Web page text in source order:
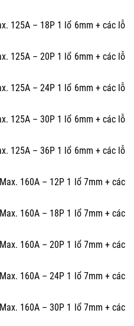
125A – 18P 1 lổ 6mm + các lỗ
125A – 20P 1 lổ 6mm + các lỗ
125A – 24P 1 lổ 6mm + các lỗ
125A – 30P 1 lổ 6mm + các lỗ
125A – 36P 1 lổ 6mm + các lỗ
160A – 12P 1 lổ 7mm + các
160A – 18P 1 lổ 7mm + các
160A – 20P 1 lổ 7mm + các
160A – 24P 1 lổ 7mm + các
160A – 30P 1 lổ 7mm + các